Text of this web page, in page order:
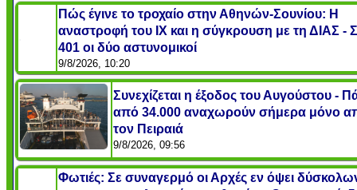
Πώς έγινε το τροχαίο στην Αθηνών-Σουνίου: Η
αναστροφή του ΙΧ και η σύγκρουση με τη ΔΙΑΣ -
401 οι δύο αστυνομικοί
9/8/2026, 10:20
Συνεχίζεται η έξοδος του Αυγούστου -
από 34.000 αναχωρούν σήμερα μόνο
τον Πειραιά
9/8/2026, 09:56
Φωτιές: Σε συναγερμό οι Αρχές εν όψει